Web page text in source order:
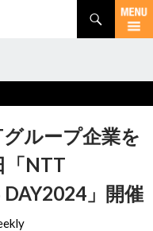
ループ企業を
NTT
」開催